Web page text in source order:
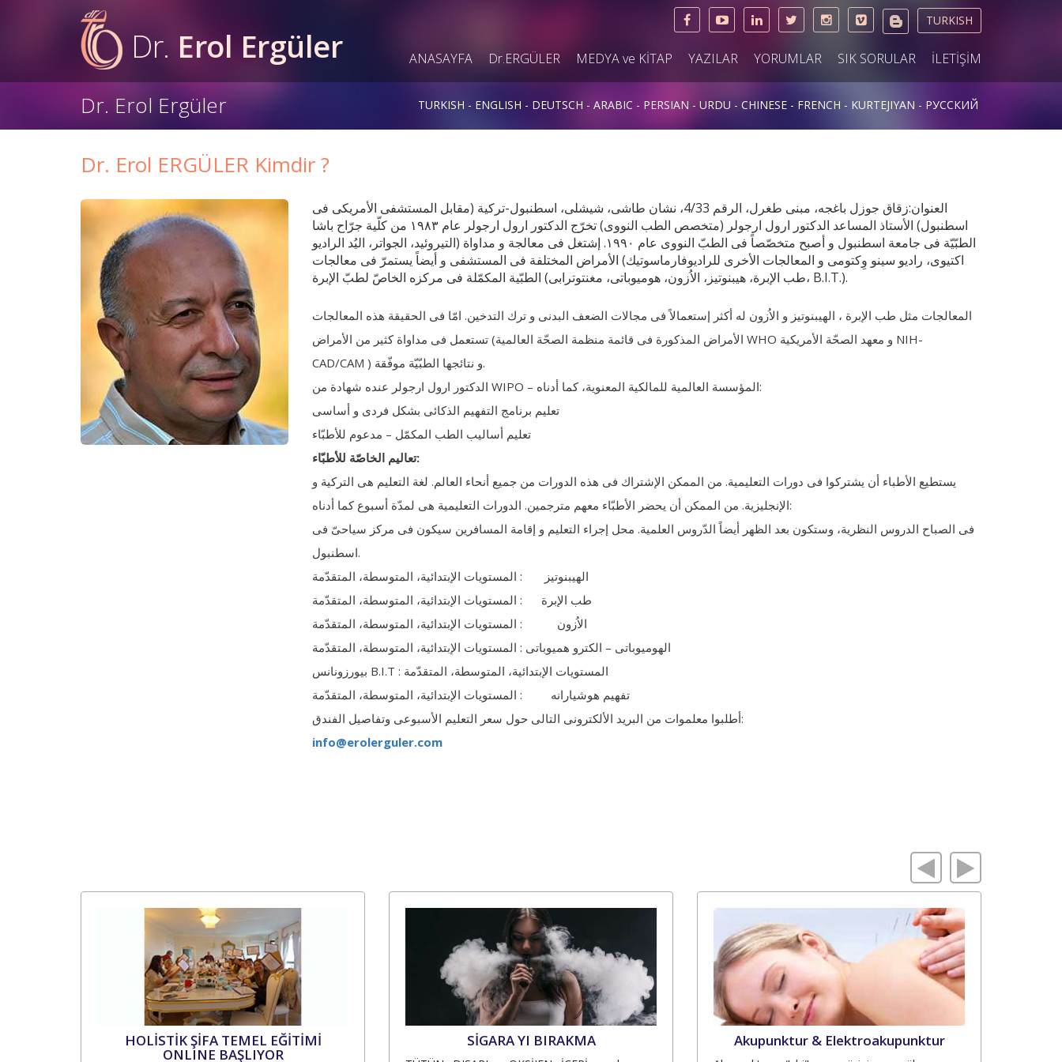
Dr. Erol Ergüler
TURKISH
ANASAYFA Dr.ERGÜLER MEDYA ve KİTAP YAZILAR YORUMLAR SIK SORULAR İLETİŞİM
Dr. Erol Ergüler TURKISH ENGLISH DEUTSCH ARABIC PERSIAN URDU CHINESE FRENCH KURTEJIYAN РУССКИЙ
Dr. Erol ERGÜLER Kimdir ?
العنوان:زقاق جوزل باغجه، مبنی طغرل، الرقم 4/33، نشان طاشی، شيشلی، اسطنبول-ترکية (مقابل المستشفی الأمريکی فی
اسطنبول) الأستاذ المساعد الدکتور ارول ارجولر (متخصص الطب النووی) تخرّج الدکتور ارول ارجولر عام ١٩٨٣ من کلّية جرّاح باشا
الطبّيّة فی جامعة اسطنبول و أصبح متخصّصاً فی الطبّ النووی عام ١٩٩٠. إشتغل فی معالجة و مداواة (التيروئيد، الجواتر، اليُد الراديو
اکتيوی، راديو سينو وِکتومی و المعالجات الأخری للراديوفارماسوتيك) الأمراض المختلفة فی المستشفی و أيضاً يستمرّ فی معالجات
الطبّية المکمّلة فی مرکزه الخاصّ لطبّ الإبرة (طب الإبرة، هيبنوتيز، الاُزون، هوميوباتی، مغنتوترابی، B.I.T.).
المعالجات مثل طب الإبرة ، الهيبنوتيز و الاُزون له أکثر إستعمالاً فی مجالات الضعف البدنی و ترك التدخين. امّا فی الحقيقة هذه المعالجات
WHO
NIH-
CAD/CAM
) و نتائجها الطبّيّة موفّقة.
WIPO
– المؤسسة العالمية للمالکية المعنوية، کما أدناه:
تعليم برنامج التفهيم الذکائی بشکل فردی و أساسی
تعليم أساليب الطب المکمّل – مدعوم للأطبّاء
تعاليم الخاصّة للأطبّاء:
يستطيع الأطباء أن يشترکوا فی دورات التعليمية. من الممکن الإشتراك فی هذه الدورات من جميع أنحاء العالم. لغة التعليم هی الترکية و
الإنجليزية. من الممکن أن يحضر الأطبّاء معهم مترجمين. الدورات التعليمية هی لمدّة أسبوع کما أدناه:
فی الصباح الدروس النظریة، وستکون بعد الظهر أيضاً الدّروس العلمیة. محل إجراء التعليم و إقامة المسافرين سيکون فی مرکز سياحیّ فی
اسطنبول.
الهيبنوتيز : المستويات الإبتدائية، المتوسطة، المتقدّمة
طب الإبرة : المستويات الإبتدائية، المتوسطة، المتقدّمة
الاُزون : المستويات الإبتدائية، المتوسطة، المتقدّمة
الهوميوباتی – الکترو هميوباتی : المستويات الإبتدائية، المتوسطة، المتقدّمة
B.I.T
: المستويات الإبتدائية، المتوسطة، المتقدّمة
تفهيم هوشيارانه : المستويات الإبتدائية، المتوسطة، المتقدّمة
أطلبوا معلموات من البريد الألکترونی التالی حول سعر التعليم الأسبوعی وتفاصيل الفندق:
info@erolerguler.com
HOLİSTİK ŞİFA TEMEL EĞİTİMİ
ONLINE BAŞLIYOR
SİGARA YI BIRAKMA Akupunktur & Elektroakupunktur